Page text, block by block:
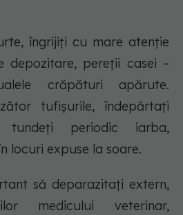
îngrijiți cu mare atenție
depozitare, pereții casei –
crăpături apărute.
tufișurile, îndepărtați
tundeți periodic iarba,
locuri expuse la soare.
să deparazitați extern,
medicului veterinar,